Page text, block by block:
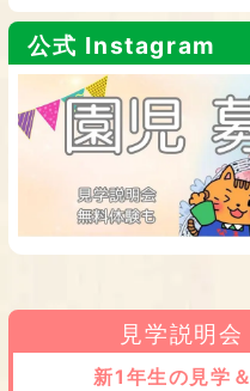
公式 Instagram
見学説明
新1年生の見学